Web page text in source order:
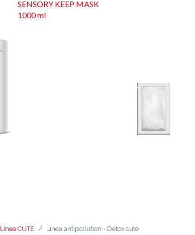
SENSORY KEEP MASK
1000 ml
Linea CUTE Linea antipollution - Detox cute